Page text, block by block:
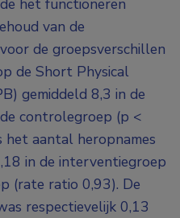
het functioneren
van de
de groepsverschillen
de Short Physical
gemiddeld 8,3 in de
controlegroep (p <
het aantal heropnames
in de interventiegroep
(rate ratio 0,93). De
respectievelijk 0,13